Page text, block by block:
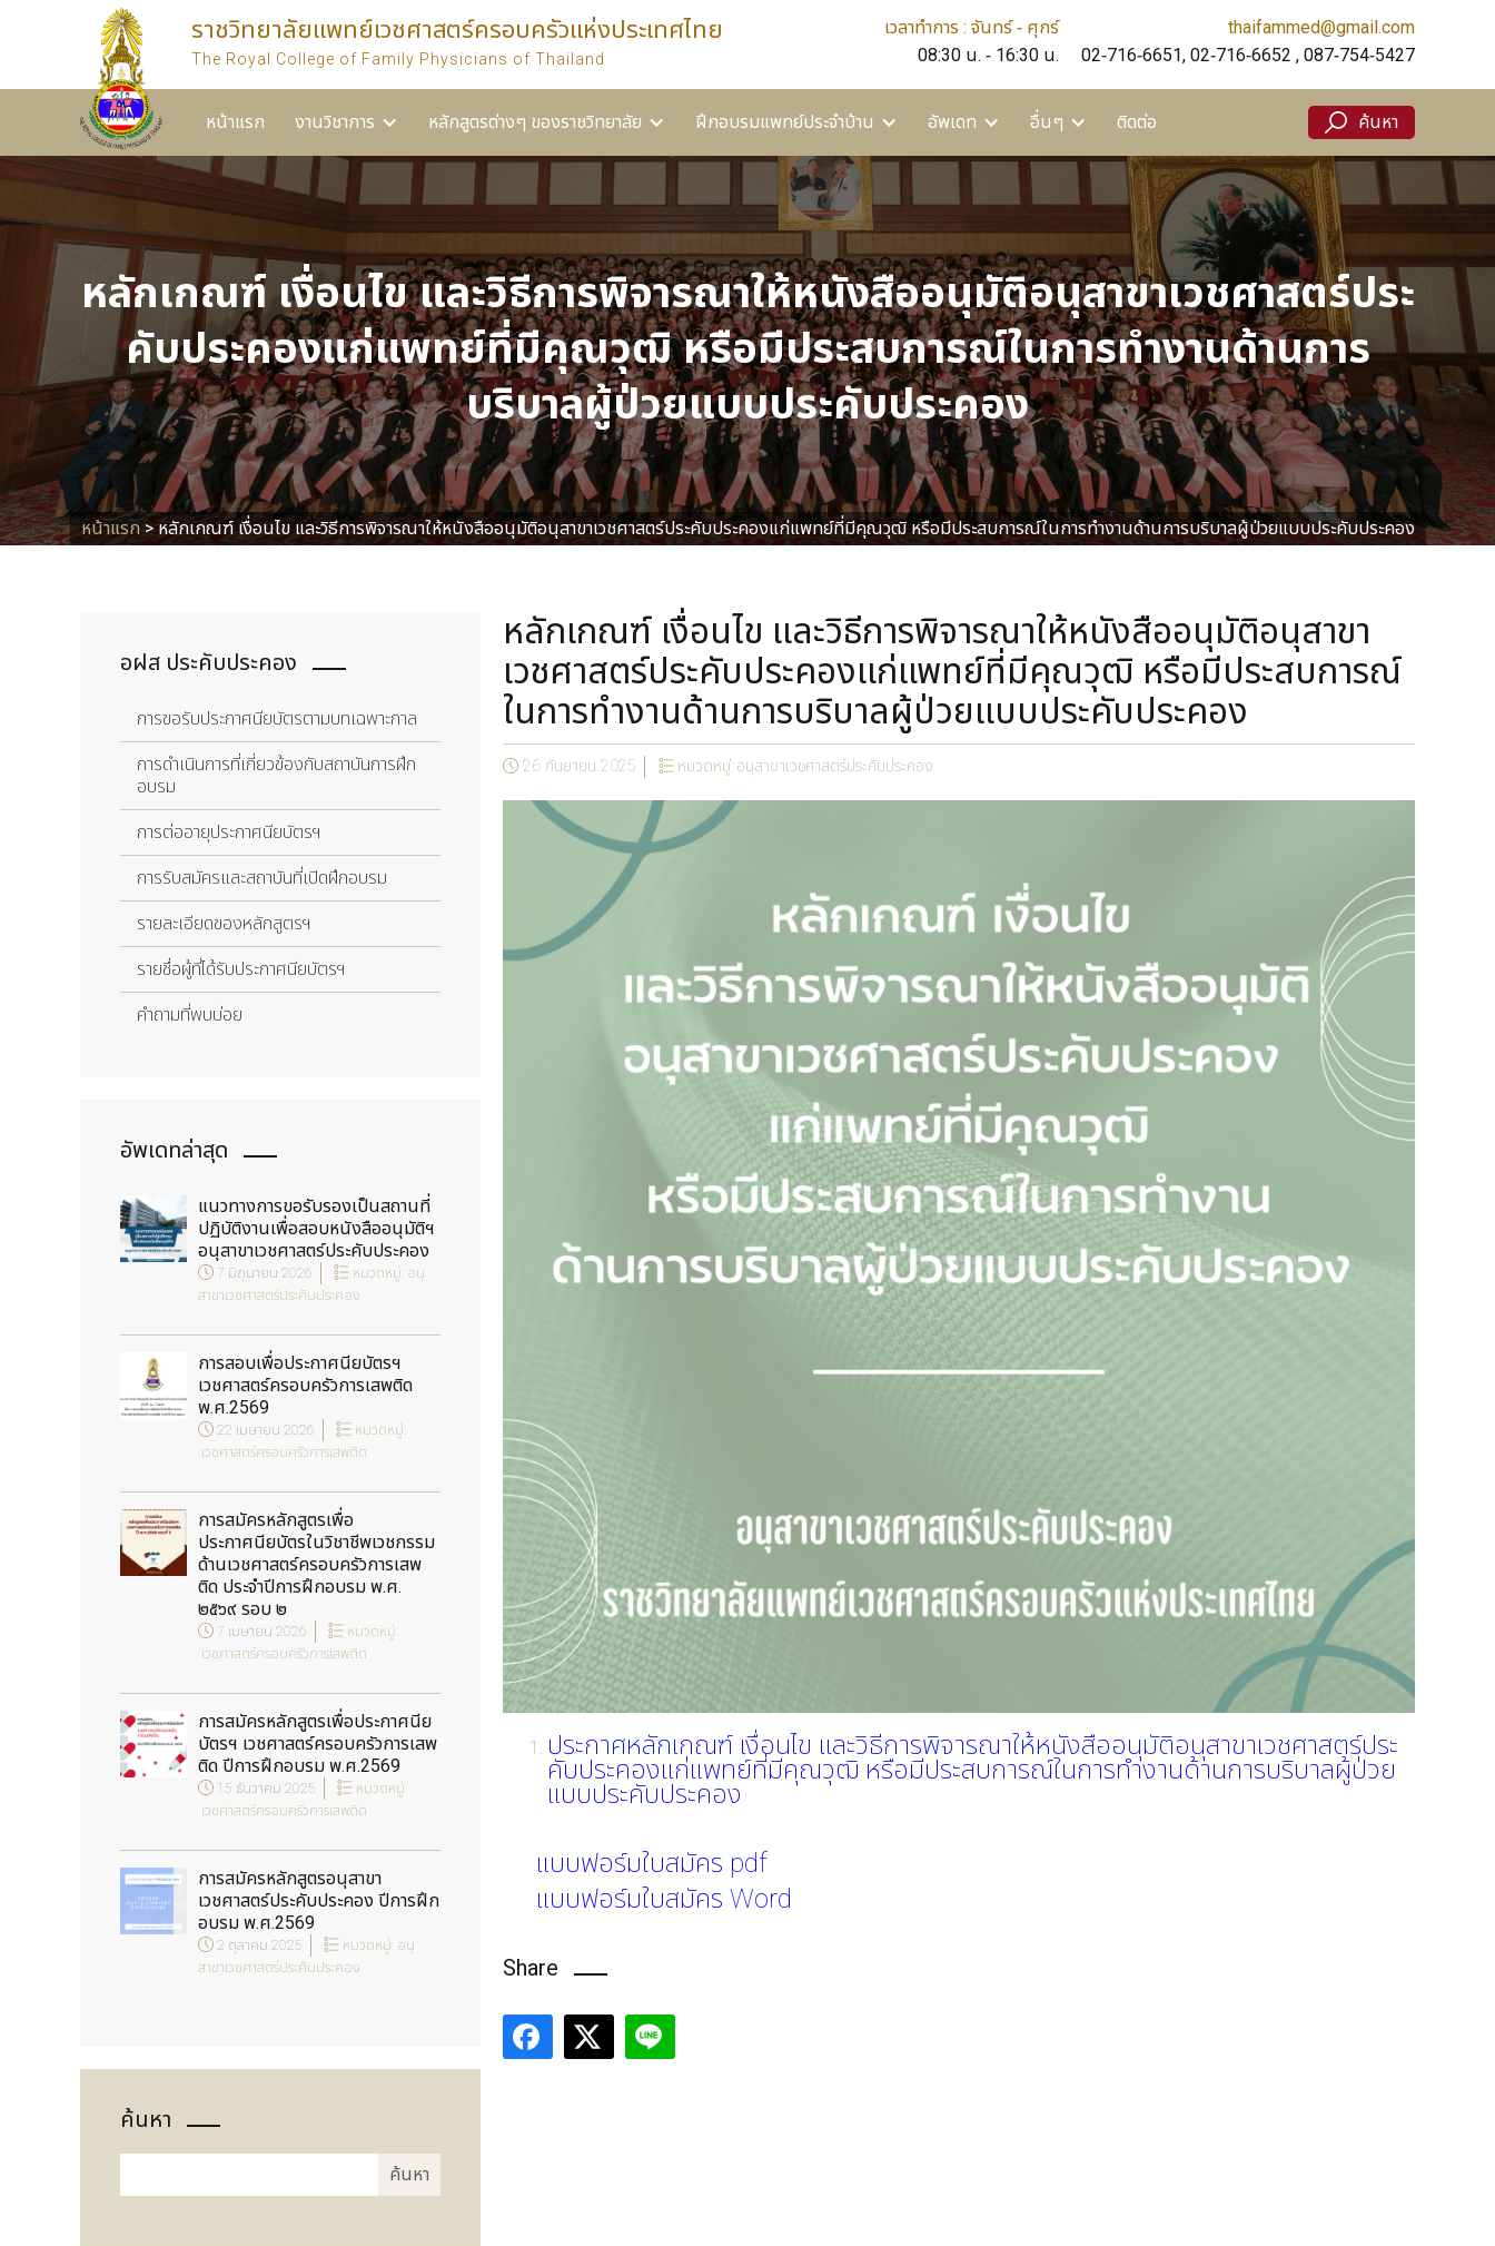
ราชวิทยาลัยแพทย์เวชศาสตร์ครอบครัวแห่งประเทศไทย
The Royal College of Family Physicians of Thailand
เวลาทำการ : จันทร์ - ศุกร์
08:30 น. - 16:30 น.
thaifammed@gmail.com
02-716-6651, 02-716-6652 , 087-754-5427
หน้าแรก งานวิชาการ หลักสูตรต่างๆ ของราชวิทยาลัย ฝึกอบรมแพทย์ประจำบ้าน อัพเดท อื่นๆ ติดต่อ ค้นหา
หน้าแรก งานวิชาการ หลักสูตรต่างๆ ของราชวิทยาลัย ฝึกอบรมแพทย์ประจำบ้าน อื่นๆ ติดต่อ ค้นหา
หลักเกณฑ์ เงื่อนไข และวิธีการพิจารณาให้หนังสืออนุมัติอนุสาขาเวชศาสตร์ประ
คับประคองแก่แพทย์ที่มีคุณวุฒิ หรือมีประสบการณ์ในการทำงานด้านการ
บริบาลผู้ป่วยแบบประคับประคอง
หน้าแรก>หลักเกณฑ์ เงื่อนไข และวิธีการพิจารณาให้หนังสืออนุมัติอนุสาขาเวชศาสตร์ประคับประคองแก่แพทย์ที่มีคุณวุฒิ หรือมีประสบการณ์ในการทำงานด้านการบริบาลผู้ป่วยแบบประคับประคอง
อฝส ประคับประคอง
การขอรับประกาศนียบัตรตามบทเฉพาะกาล
การดำเนินการที่เกี่ยวข้องกับสถาบันการฝึก
อบรม
การต่ออายุประกาศนียบัตรฯ
การรับสมัครและสถาบันที่เปิดฝึกอบรม
รายละเอียดของหลักสูตรฯ
รายชื่อผู้ที่ได้รับประกาศนียบัตรฯ
คำถามที่พบบ่อย
อัพเดทล่าสุด
แนวทางการขอรับรองเป็นสถานที่
ปฏิบัติงานเพื่อสอบหนังสืออนุมัติฯ
อนุสาขาเวชศาสตร์ประคับประคอง
7 มิถุนายน 2026 หมวดหมู่: อนุ
สาขาเวชศาสตร์ประคับประคอง
การสอบเพื่อประกาศนียบัตรฯ
เวชศาสตร์ครอบครัวการเสพติด
พ.ศ.2569
22 เมษายน 2026
หมวดหมู่:
เวชศาสตร์ครอบครัวการเสพติด
การสมัครหลักสูตรเพื่อ
ประกาศนียบัตรในวิชาชีพเวชกรรม
ด้านเวชศาสตร์ครอบครัวการเสพ
ติด ประจำปีการฝึกอบรม พ.ศ.
๒๕๖๙ รอบ ๒
7 เมษายน 2026
หมวดหมู่:
เวชศาสตร์ครอบครัวการเสพติด
การสมัครหลักสูตรเพื่อประกาศนีย
บัตรฯ เวชศาสตร์ครอบครัวการเสพ
ติด ปีการฝึกอบรม พ.ศ.2569
15 ธันวาคม 2025
หมวดหมู่:
เวชศาสตร์ครอบครัวการเสพติด
การสมัครหลักสูตรอนุสาขา
เวชศาสตร์ประคับประคอง ปีการฝึก
อบรม พ.ศ.2569
2 ตุลาคม 2025 หมวดหมู่: อนุ
สาขาเวชศาสตร์ประคับประคอง
ค้นหา
หลักเกณฑ์ เงื่อนไข และวิธีการพิจารณาให้หนังสืออนุมัติอนุสาขา
เวชศาสตร์ประคับประคองแก่แพทย์ที่มีคุณวุฒิ หรือมีประสบการณ์
ในการทำงานด้านการบริบาลผู้ป่วยแบบประคับประคอง
26 กันยายน 2025 หมวดหมู่:อนุสาขาเวชศาสตร์ประคับประคอง
ประกาศหลักเกณฑ์ เงื่อนไข และวิธีการพิจารณาให้หนังสืออนุมัติอนุสาขาเวชศาสตร์ประ
คับประคองแก่แพทย์ที่มีคุณวุฒิ หรือมีประสบการณ์ในการทำงานด้านการบริบาลผู้ป่วย
แบบประคับประคอง
แบบฟอร์มใบสมัคร pdf
แบบฟอร์มใบสมัคร Word
Share